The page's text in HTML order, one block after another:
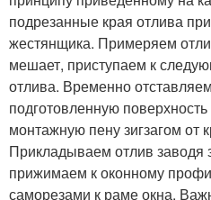
подрезанные края отлива
жестянщика. Примеряем
мешает, приступаем к
отлива. Временно
подготовленную
монтажную пену зигзагом от
Прикладываем отлив заводя
прижимаем к оконному
саморезами к раме окна.